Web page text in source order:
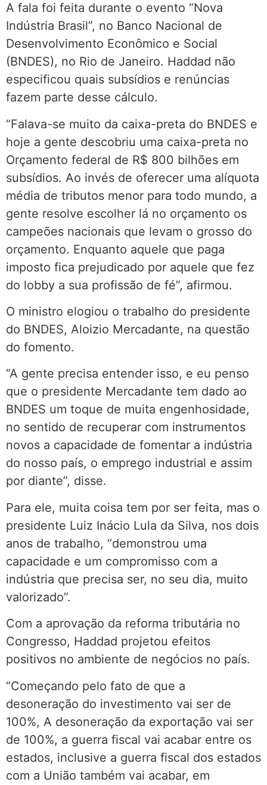
A fala foi feita durante o evento “Nova
Indústria Brasil”, no Banco Nacional de
Desenvolvimento Econômico e Social
(BNDES), no Rio de Janeiro. Haddad não
especificou quais subsídios e renúncias
fazem parte desse cálculo.
“Falava-se muito da caixa-preta do BNDES e
hoje a gente descobriu uma caixa-preta no
Orçamento federal de R$ 800 bilhões em
subsídios. Ao invés de oferecer uma alíquota
média de tributos menor para todo mundo, a
gente resolve escolher lá no orçamento os
campeões nacionais que levam o grosso do
orçamento. Enquanto aquele que paga
imposto fica prejudicado por aquele que fez
do lobby a sua profissão de fé”, afirmou.
O ministro elogiou o trabalho do presidente
do BNDES, Aloizio Mercadante, na questão
do fomento.
“A gente precisa entender isso, e eu penso
que o presidente Mercadante tem dado ao
BNDES um toque de muita engenhosidade,
no sentido de recuperar com instrumentos
novos a capacidade de fomentar a indústria
do nosso país, o emprego industrial e assim
por diante”, disse.
Para ele, muita coisa tem por ser feita, mas o
presidente Luiz Inácio Lula da Silva, nos dois
anos de trabalho, “demonstrou uma
capacidade e um compromisso com a
indústria que precisa ser, no seu dia, muito
valorizado”.
Com a aprovação da reforma tributária no
Congresso, Haddad projetou efeitos
positivos no ambiente de negócios no país.
“Começando pelo fato de que a
desoneração do investimento vai ser de
100%, A desoneração da exportação vai ser
de 100%, a guerra fiscal vai acabar entre os
estados, inclusive a guerra fiscal dos estados
com a União também vai acabar, em